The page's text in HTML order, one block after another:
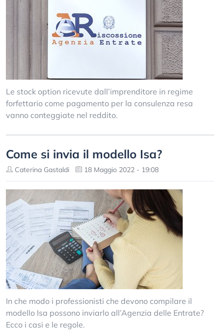
Le stock option ricevute dall’imprenditore in regime
forfettario come pagamento per la consulenza resa
vanno conteggiate nel reddito.
Come si invia il modello Isa?
Caterina Gastaldi 18 Maggio 2022 - 19:08
In che modo i professionisti che devono compilare il
modello Isa possono inviarlo all’Agenzia delle Entrate?
Ecco i casi e le regole.